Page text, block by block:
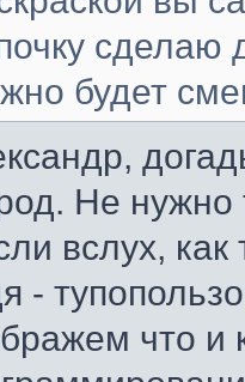
сделаю
будет
Не нужно
вслух,
-
что и